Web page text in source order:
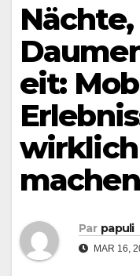
eit:
wirklich
machen
Par papuli
MAR 16,